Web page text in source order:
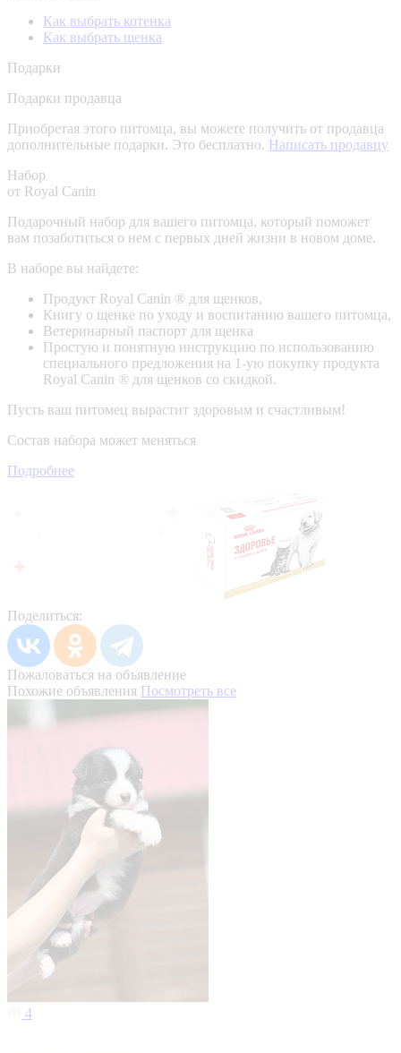
Как выбрать котенка
Как выбрать щенка
Подарки
Подарки продавца
Приобретая этого питомца, вы можете получить от продавца
дополнительные подарки. Это бесплатно. Написать продавцу
Набор
от Royal Canin
Подарочный набор для вашего питомца, который поможет
вам позаботиться о нем с первых дней жизни в новом доме.
В наборе вы найдете:
Продукт Royal Canin ® для щенков,
Книгу о щенке по уходу и воспитанию вашего питомца,
Ветеринарный паспорт для щенка
Простую и понятную инструкцию по использованию
специального предложения на 1-ую покупку продукта
Royal Canin ® для щенков со скидкой.
Пусть ваш питомец вырастит здоровым и счастливым!
Состав набора может меняться
Подробнее
Поделиться:
Пожаловаться на объявление
Похожие объявления Посмотреть все
4